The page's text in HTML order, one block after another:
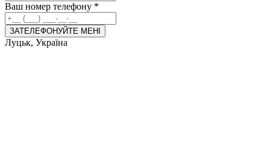
Ваш номер телефону *
ЗАТЕЛЕФОНУЙТЕ МЕНІ
Луцьк, Україна